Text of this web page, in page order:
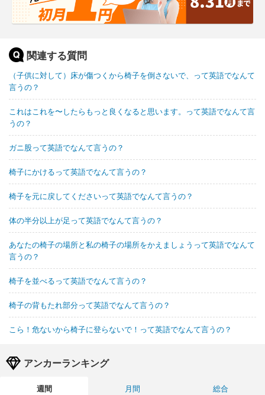
関連する質問
（子供に対して）床が傷つくから椅子を倒さないで、って英語でなんて
言うの？
これはこれを〜したらもっと良くなると思います。って英語でなんて言
うの？
ガニ股って英語でなんて言うの？
椅子にかけるって英語でなんて言うの？
椅子を元に戻してくださいって英語でなんて言うの？
体の半分以上が足って英語でなんて言うの？
あなたの椅子の場所と私の椅子の場所をかえましょうって英語でなんて
言うの？
椅子を並べるって英語でなんて言うの？
椅子の背もたれ部分って英語でなんて言うの？
こら！危ないから椅子に登らないで！って英語でなんて言うの？
アンカーランキング
週間 月間
総合